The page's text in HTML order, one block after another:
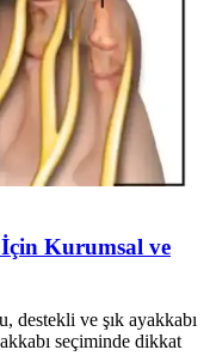
Kurumsal ve
destekli ve şık ayakkabı
seçiminde dikkat